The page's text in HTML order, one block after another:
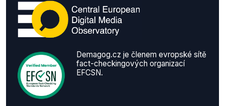
Demagog.cz je členem evropské sítě
fact-checkingových organizací
EFCSN.